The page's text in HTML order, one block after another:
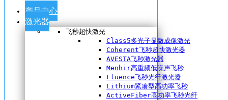
产品中心
激光器
飞秒超快激光
Class5多光子显微成像激光
Coherent飞秒超快激光器
AVESTA飞秒激光器
Menhir高重频低噪声飞秒
Fluence飞秒光纤激光器
Lithium紧凑型高功率飞秒
ActiveFiber高功率飞秒光纤